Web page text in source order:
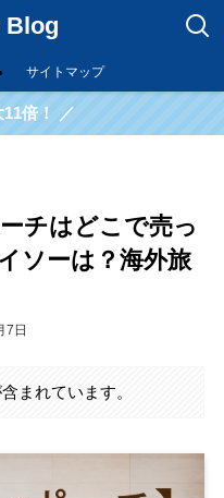
Blog
サイトマップ
倍！ ／
チはどこで売っ
ソーは？海外旅
7日
まれています。